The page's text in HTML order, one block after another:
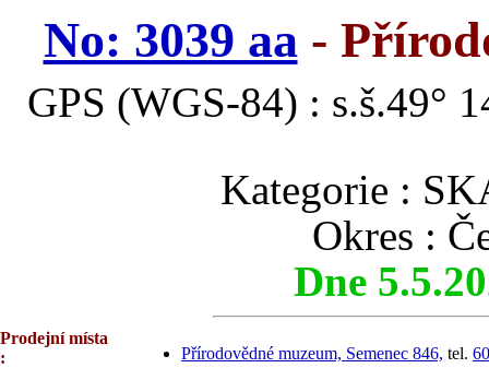
No: 3039 aa-
GPS (WGS-84) : s.š.49°
Kategorie :
Okres :
Dne
Prodejní místa
:
Přírodovědné muzeum, Semenec 846, tel.